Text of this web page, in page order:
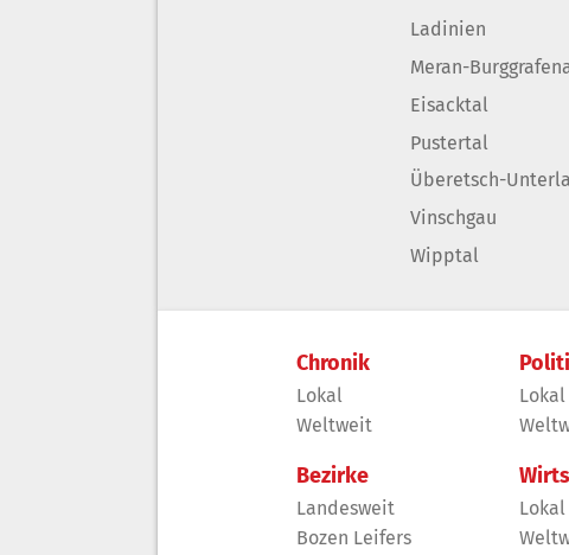
Ladinien
Meran-
Eisacktal
Pustertal
Überetsch-
Vinschgau
Wipptal
Chronik
Lokal
Weltweit
Bezirke
Landesweit
Bozen Leifers
Lokal
Lokal